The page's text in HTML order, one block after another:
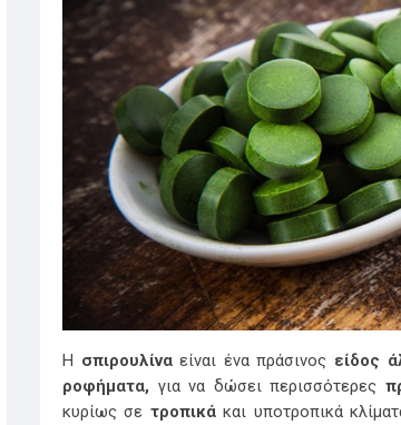
Η σπιρουλίναείναι ένα πράσινος είδος
ροφήματα, για να δώσει περισσότερες
κυρίως σε τροπικάκαι υποτροπικά